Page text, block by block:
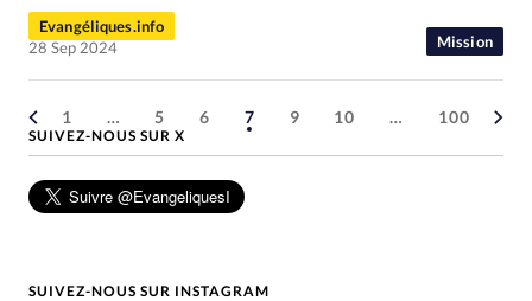
Mission
Evangéliques.info
28 Sep 2024
1 … 5 6 7 9 10 … 100
SUIVEZ-NOUS SUR X
SUIVEZ-NOUS SUR INSTAGRAM